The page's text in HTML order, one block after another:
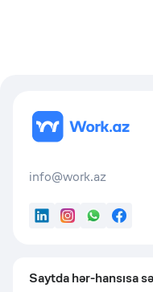
info@work.az
LinkedInInstagram
WhatsApp
Saytda hər-hansısa